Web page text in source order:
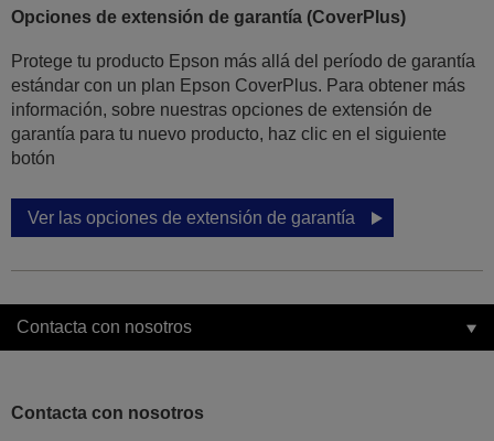
Opciones de extensión de garantía (CoverPlus)
Protege tu producto Epson más allá del período de garantía
estándar con un plan Epson CoverPlus. Para obtener más
información, sobre nuestras opciones de extensión de
garantía para tu nuevo producto, haz clic en el siguiente
botón
Ver las opciones de extensión de garantía
Contacta con nosotros
Contacta con nosotros